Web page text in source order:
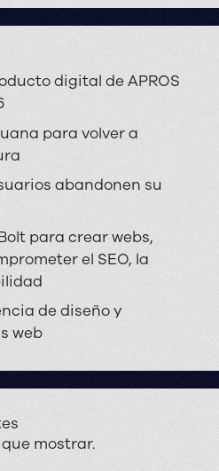
digital de APROS
para volver a
abandonen su
para crear webs,
el SEO, la
de diseño y
páginas web
mostrar.